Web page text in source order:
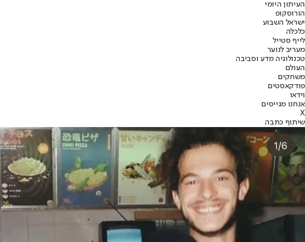
העיתון היומי
הורוסקופ
ישראל השבוע
כלכלה
לייף סטייל
מעריב לנוער
טכנולוגיה מדע וסביבה
העולם
משחקים
פודקאסטים
וידאו
אנחנו מגייסים
X
שיתוף כתבה